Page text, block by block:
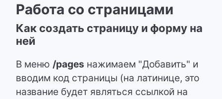
Работа со страницами
Как создать страницу и форму на
ней
В меню /pages нажимаем "Добавить" и
вводим код страницы (на латинице, это
название будет являться ссылкой на